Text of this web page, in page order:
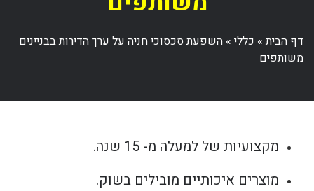
דף הבית» כללי» השפעת סכסוכי חניה על ערך הדירות בבניינים
משותפים
מקצועיות של למעלה מ- 15 שנה.
מוצרים איכותיים מובילים בשוק.